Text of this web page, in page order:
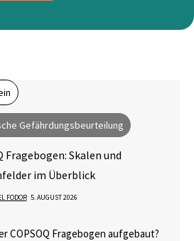
Gefährdungsbeurteilung
Fragebogen: Skalen und
im Überblick
FODOR⋅ 5. AUGUST 2026
COPSOQ Fragebogen aufgebaut?